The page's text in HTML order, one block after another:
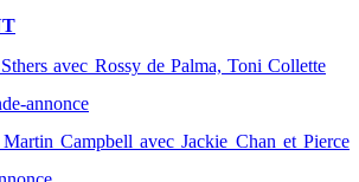
avec Rossy de Palma, Toni Collette
annonce
Campbell avec Jackie Chan et Pierce